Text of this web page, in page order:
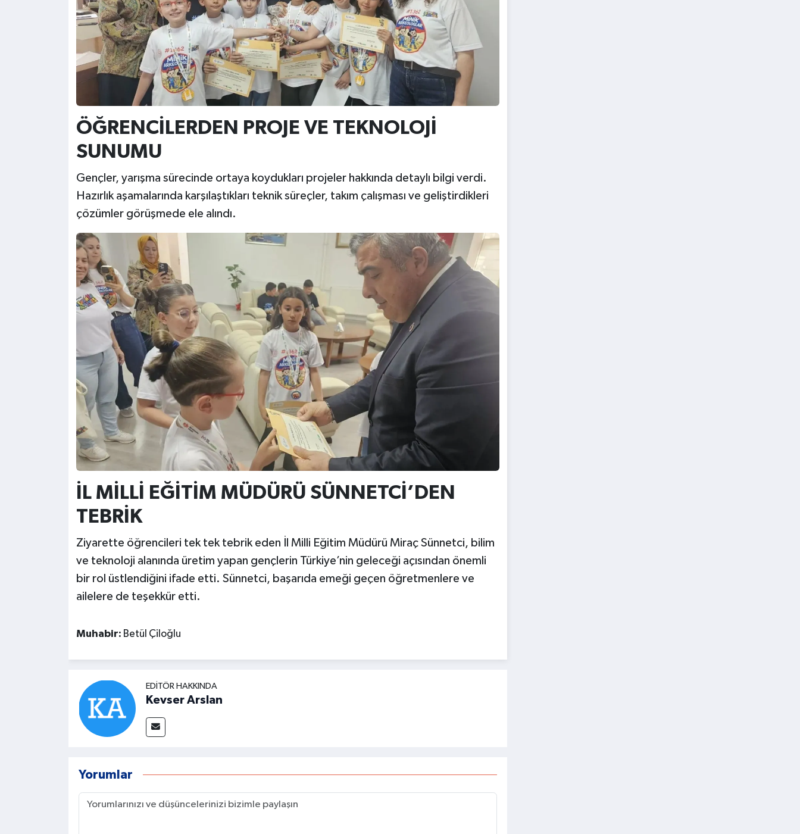
ÖĞRENCİLERDEN PROJE VE TEKNOLOJİ
SUNUMU
Gençler, yarışma sürecinde ortaya koydukları projeler hakkında detaylı bilgi verdi.
Hazırlık aşamalarında karşılaştıkları teknik süreçler, takım çalışması ve geliştirdikleri
çözümler görüşmede ele alındı.
İL MİLLİ EĞİTİM MÜDÜRÜ SÜNNETCİ’DEN
TEBRİK
Ziyarette öğrencileri tek tek tebrik eden İl Milli Eğitim Müdürü Miraç Sünnetci, bilim
ve teknoloji alanında üretim yapan gençlerin Türkiye’nin geleceği açısından önemli
bir rol üstlendiğini ifade etti. Sünnetci, başarıda emeği geçen öğretmenlere ve
ailelere de teşekkür etti.
Muhabir: Betül Çiloğlu
EDITÖR HAKKINDA
Kevser Arslan
Yorumlar